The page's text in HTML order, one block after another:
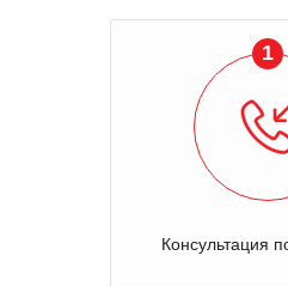
1
Консультация